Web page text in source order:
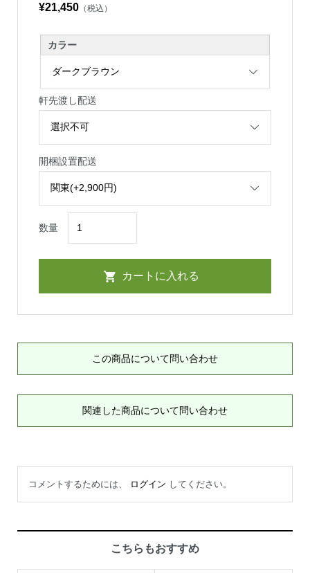
¥21,450（税込）
カラー
軒先渡し配送
開梱設置配送
数量
この商品について問い合わせ
関連した商品について問い合わせ
コメントするためには、 ログイン してください。
こちらもおすすめ